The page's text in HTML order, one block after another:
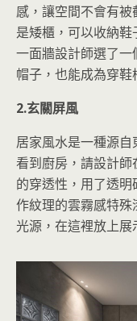
感，讓空間不會有
是矮櫃，可以收納
一面牆設計師選了
帽子，也能成為穿鞋
2.玄關屏風
居家風水是一種源
看到廚房，請設計
的穿透性，用了透
作紋理的雲霧感特
光源，在這裡放上展